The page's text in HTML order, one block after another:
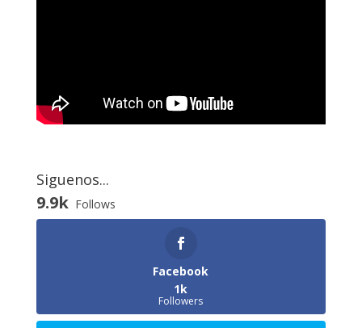
Siguenos...
9.9k Follows
Facebook
1k
Followers